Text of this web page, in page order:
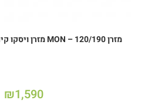
מזרן MON – 120/190 מזרן ויסקו קירור אורתופדי בעובי 25 ס״מ
₪1,590